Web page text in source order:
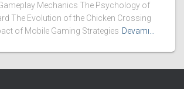
Mechanics The Psychology of
The Evolution of the Chicken Crossing
of Mobile Gaming Strategies Devamı…